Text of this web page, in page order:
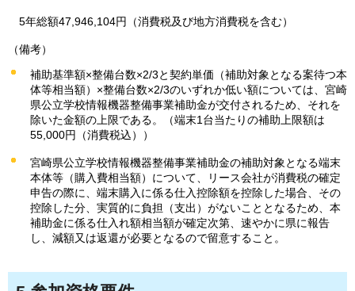
5年総額47,946,104円（消費税及び地方消費税を含む）
（備考）
補助基準額×整備台数×2/3と契約単価（補助対象となる案待つ本
体等相当額）×整備台数×2/3のいずれか低い額については、宮崎
県公立学校情報機器整備事業補助金が交付されるため、それを
除いた金額の上限である。（端末1台当たりの補助上限額は
55,000円（消費税込））
宮崎県公立学校情報機器整備事業補助金の補助対象となる端末
本体等（購入費相当額）について、リース会社が消費税の確定
申告の際に、端末購入に係る仕入控除額を控除した場合、その
控除した分、実質的に負担（支出）がないこととなるため、本
補助金に係る仕入れ額相当額が確定次第、速やかに県に報告
し、減額又は返還が必要となるので留意すること。